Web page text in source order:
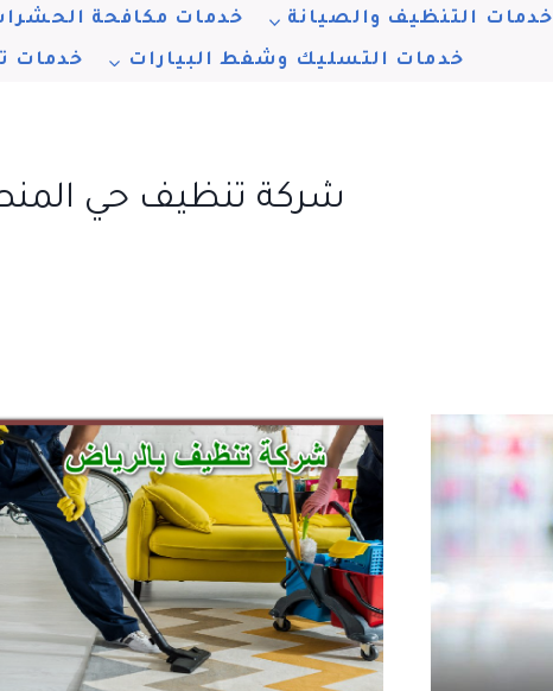
خدمات التنظيف والصيانة خدمات مكافحة
خدمات التسليك وشفط البيارات خدمات
شركة تنظيف حي